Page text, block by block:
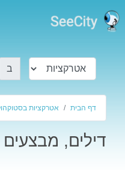
ב
דף הבית אטרקציות
דילים,